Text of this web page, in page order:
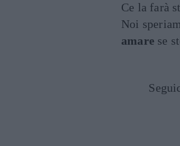
Ce la farà
Noi
amare se